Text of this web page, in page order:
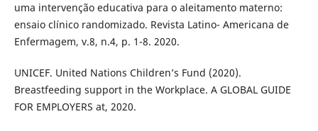
uma intervenção educativa para o aleitamento materno:
ensaio clínico randomizado. Revista Latino- Americana de
Enfermagem, v.8, n.4, p. 1-8. 2020.
UNICEF. United Nations Children’s Fund (2020).
Breastfeeding support in the Workplace. A GLOBAL GUIDE
FOR EMPLOYERS at, 2020.